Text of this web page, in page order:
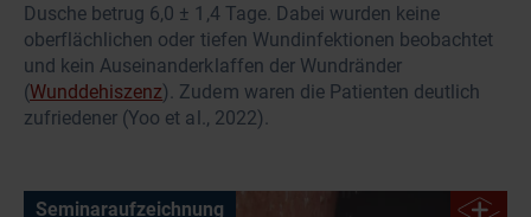
Dusche betrug 6,0 ± 1,4 Tage. Dabei wurden keine
oberflächlichen oder tiefen Wundinfektionen beobachtet
und kein Auseinanderklaffen der Wundränder
(Wunddehiszenz). Zudem waren die Patienten deutlich
zufriedener (Yoo et al., 2022).
Seminaraufzeichnung